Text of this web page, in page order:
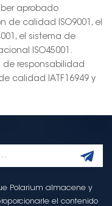
aprobado
de calidad ISO9001, el
el sistema de
ISO45001.
responsabilidad
calidad IATF16949 y
Polarium almacene y
el contenido